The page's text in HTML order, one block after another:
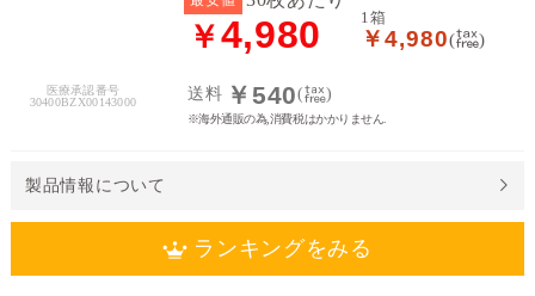
医療承認番号
30400BZX00143000
製品情報について
送料 ￥540( )
￥4,980 1箱
￥4,980( )
※海外通販の為,消費税はかかりません.
ランキングをみる
処
ん